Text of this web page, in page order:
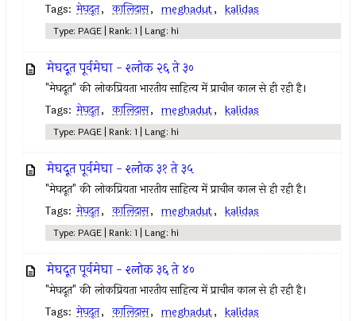
Tags: मेघदूत, कालिदास, meghadut, kalidas
Type: PAGE | Rank: 1 | Lang: hi
मेघदूत पूर्वमेघा - श्लोक २६ ते ३०
"मेघदूत" की लोकप्रियता भारतीय साहित्य में प्राचीन काल से ही रही है।
Tags: मेघदूत, कालिदास, meghadut, kalidas
Type: PAGE | Rank: 1 | Lang: hi
मेघदूत पूर्वमेघा - श्लोक ३१ ते ३५
"मेघदूत" की लोकप्रियता भारतीय साहित्य में प्राचीन काल से ही रही है।
Tags: मेघदूत, कालिदास, meghadut, kalidas
Type: PAGE | Rank: 1 | Lang: hi
मेघदूत पूर्वमेघा - श्लोक ३६ ते ४०
"मेघदूत" की लोकप्रियता भारतीय साहित्य में प्राचीन काल से ही रही है।
Tags: मेघदूत, कालिदास, meghadut, kalidas